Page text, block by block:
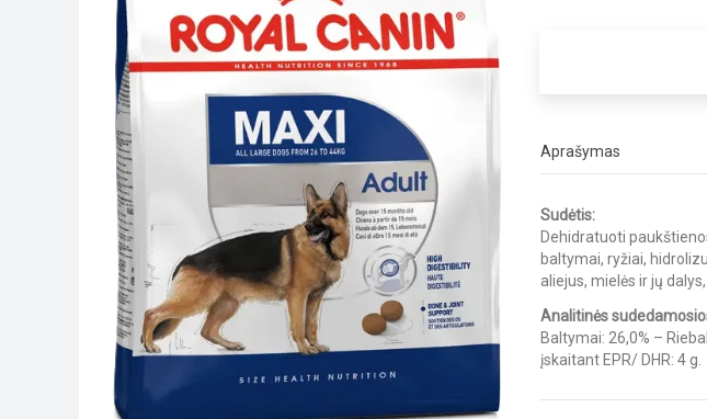
Aprašymas
Sudėtis:
Dehidratuoti
baltymai, ryžiai,
aliejus, mielės ir jų
Analitinės
Baltymai: 26,0% –
įskaitant EPR/ DHR: 4 g.